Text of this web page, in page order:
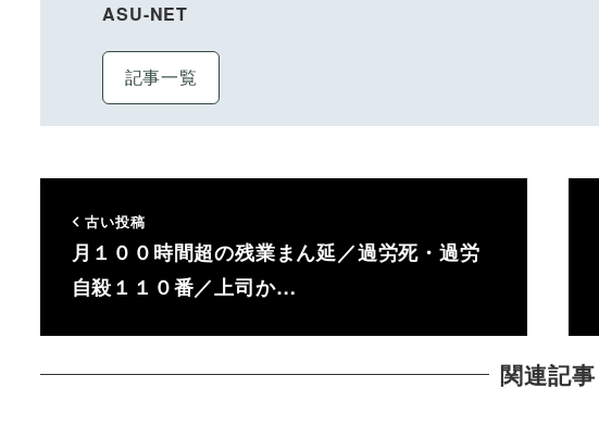
ASU-NET
記事一覧
古い投稿
月１００時間超の残業まん延／過労死・過労
自殺１１０番／上司か…
関連記事